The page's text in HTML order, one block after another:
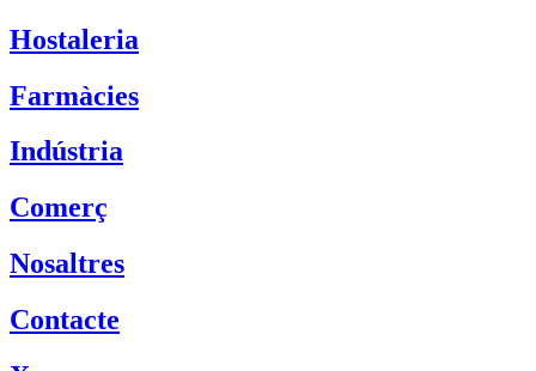
Hostaleria
Farmàcies
Indústria
Comerç
Nosaltres
Contacte